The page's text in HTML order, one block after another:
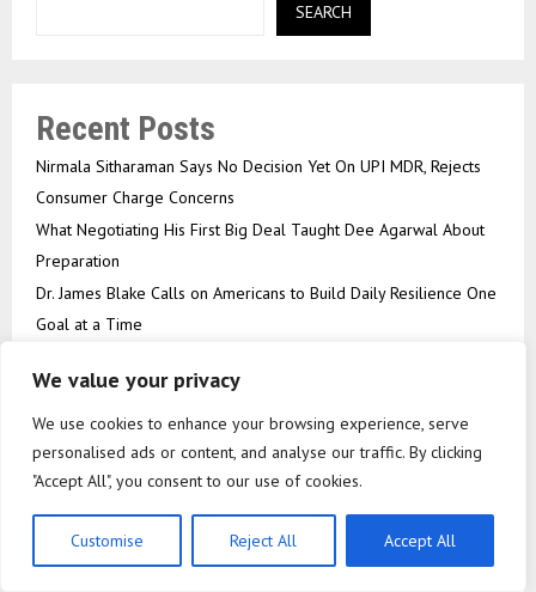
We value your privacy
We use cookies to enhance your browsing experience, serve
personalised ads or content, and analyse our traffic. By clicking
"Accept All", you consent to our use of cookies.
Customise Reject All Accept All
SEARCH
Recent Posts
Nirmala Sitharaman Says No Decision Yet On UPI MDR, Rejects
Consumer Charge Concerns
What Negotiating His First Big Deal Taught Dee Agarwal About
Preparation
Dr. James Blake Calls on Americans to Build Daily Resilience One
Goal at a Time
Checklist
Omar Messado Releases Free Leadership Self-Audit to Help
People Build Stronger Careers
RECENT POSTS